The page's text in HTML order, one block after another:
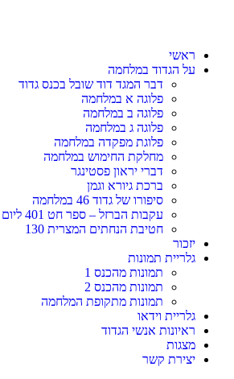
ראשי
על הגדוד במלחמה
דבר המגד דוד שובל בכנס גדוד
פלוגה א במלחמה
פלוגה ב במלחמה
פלוגה ג במלחמה
פלוגת מפקדה במלחמה
מחלקת החימוש במלחמה
דברי יראון פסטינגר
ברכת גיורא וגמן
סיפורו של גדוד 46 במלחמה
עקבות הברזל – ספר חט 401 ליום כיפור
חטיבת הנחתים המצרית 130
יזכור
גלריית תמונות
תמונות מהכנס 1
תמונות מהכנס 2
תמונות מתקופת המלחמה
גלריית וידאו
ראיונות אנשי הגדוד
מצגות
יצירת קשר